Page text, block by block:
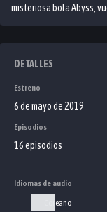
misteriosa bola Abyss,
DETALLES
Estreno
6 de mayo de 2019
Episodios
16 episodios
Idiomas de audio
Coreano